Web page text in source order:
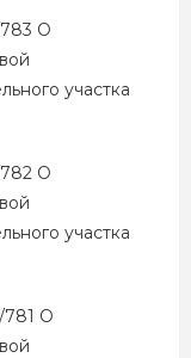
О
участка
О
участка
О